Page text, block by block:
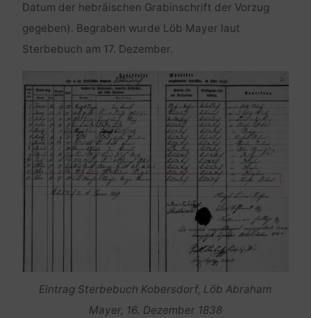
Datum der hebräischen Grabinschrift der Vorzug
gegeben). Begraben wurde Löb Mayer laut
Sterbebuch am 17. Dezember.
Eintrag Sterbebuch Kobersdorf, Löb Abraham
Mayer, 16. Dezember 1838